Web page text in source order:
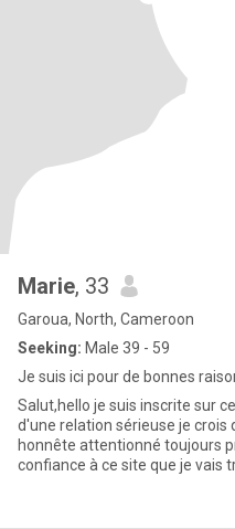
Marie, 33
Garoua, North, Cameroon
Seeking: Male 39 - 59
Je suis ici pour de bonnes
Salut,hello je suis inscrite sur
d'une relation sérieuse je crois
honnête attentionné toujours
confiance à ce site que je vais